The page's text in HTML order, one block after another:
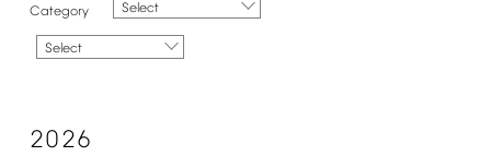
Select
Select
2026